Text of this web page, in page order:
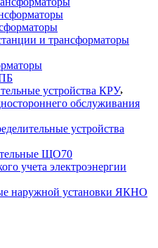
и трансформаторы
устройства КРУ
обслуживания
устройства
ЩО70
учета электроэнергии
наружной установки ЯКНО